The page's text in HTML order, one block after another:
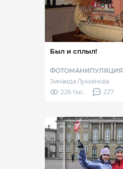
Был и сплыл!
ФОТОМАНИПУЛЯЦИЯ
Зинаида Лукьянова
226 тыс.
227